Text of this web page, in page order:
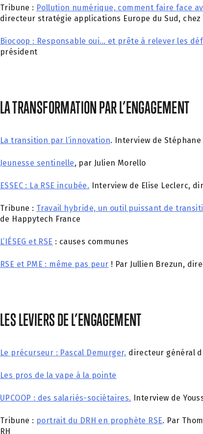
Tribune : Pollution numérique, comment faire face
directeur stratégie applications Europe du Sud, chez
Biocoop : Responsable oui… et prête à relever les
président
LA TRANSFORMATION PAR L’ENGAGEMENT
La transition par l’innovation. Interview de
Jeunesse sentinelle, par Julien Morello
ESSEC : La RSE incubée. Interview de Elise Leclerc,
Tribune : Travail hybride, un outil puissant de
de Happytech France
L’IÉSEG et RSE : causes communes
RSE et PME : même pas peur ! Par Jullien Brezun,
LES LEVIERS DE L’ENGAGEMENT
Le précurseur : Pascal Demurger, directeur général
Les pros de la vape à la pointe
UPCOOP : des salariés-sociétaires. Interview de
Tribune : portrait du DRH en prophète RSE. Par
RH